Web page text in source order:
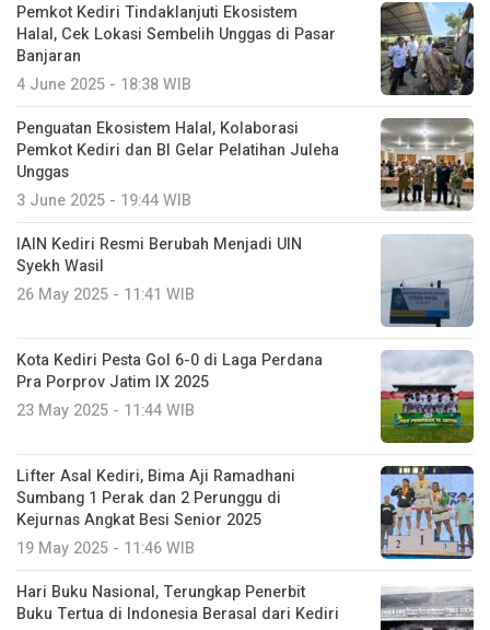
Pemkot Kediri Tindaklanjuti Ekosistem
Halal, Cek Lokasi Sembelih Unggas di Pasar
Banjaran
4 June 2025 - 18:38 WIB
Penguatan Ekosistem Halal, Kolaborasi
Pemkot Kediri dan BI Gelar Pelatihan Juleha
Unggas
3 June 2025 - 19:44 WIB
IAIN Kediri Resmi Berubah Menjadi UIN
Syekh Wasil
26 May 2025 - 11:41 WIB
Kota Kediri Pesta Gol 6-0 di Laga Perdana
Pra Porprov Jatim IX 2025
23 May 2025 - 11:44 WIB
Lifter Asal Kediri, Bima Aji Ramadhani
Sumbang 1 Perak dan 2 Perunggu di
Kejurnas Angkat Besi Senior 2025
19 May 2025 - 11:46 WIB
Hari Buku Nasional, Terungkap Penerbit
Buku Tertua di Indonesia Berasal dari Kediri